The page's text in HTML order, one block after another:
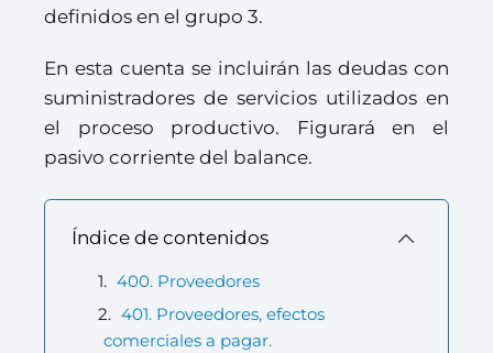
definidos en el grupo 3.
En esta cuenta se incluirán las deudas con
suministradores de servicios utilizados en
el proceso productivo. Figurará en el
pasivo corriente del balance.
Índice de contenidos
400. Proveedores
401. Proveedores, efectos
comerciales a pagar.